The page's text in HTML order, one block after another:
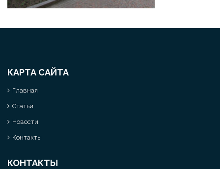
КАРТА САЙТА
Главная
Статьи
Новости
Контакты
КОНТАКТЫ